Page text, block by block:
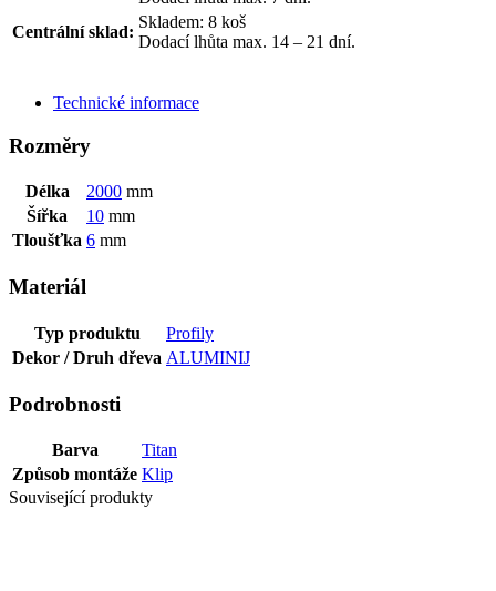
Centrální sklad:
Skladem: 8 koš
Dodací lhůta max. 14 – 21 dní.
Technické informace
Rozměry
Délka 2000 mm
Šířka
10 mm
Tloušťka 6 mm
Materiál
Typ produktu
Profily
Dekor / Druh dřeva ALUMINIJ
Podrobnosti
Barva
Titan
Způsob montáže Klip
Související produkty